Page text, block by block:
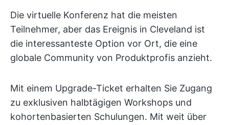
Die virtuelle Konferenz hat die meisten
Teilnehmer, aber das Ereignis in Cleveland ist
die interessanteste Option vor Ort, die eine
globale Community von Produktprofis anzieht.
Mit einem Upgrade-Ticket erhalten Sie Zugang
zu exklusiven halbtägigen Workshops und
kohortenbasierten Schulungen. Mit weit über